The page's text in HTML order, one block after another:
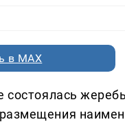
в MAX
состоялась